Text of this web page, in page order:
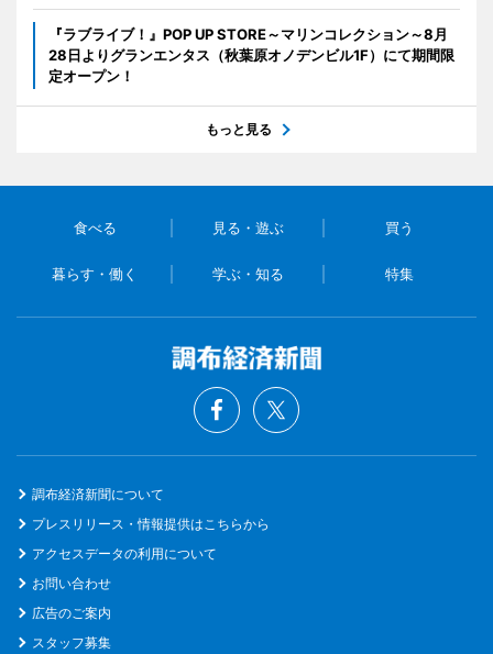
『ラブライブ！』POP UP STORE～マリンコレクション～8月
28日よりグランエンタス（秋葉原オノデンビル1F）にて期間限
定オープン！
もっと見る
食べる 見る・遊ぶ 買う
暮らす・働く 学ぶ・知る 特集
調布経済新聞について
プレスリリース・情報提供はこちらから
アクセスデータの利用について
お問い合わせ
広告のご案内
スタッフ募集